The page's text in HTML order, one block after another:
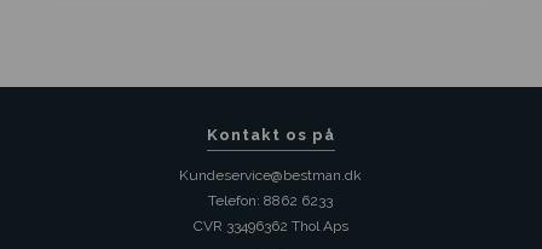
Kontakt os på
Kundeservice@bestman.dk
Telefon: 8862 6233
CVR 33496362 Thol Aps